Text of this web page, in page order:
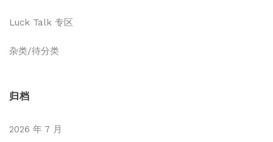
Luck Talk 专区
杂类/待分类
归档
2026 年 7 月